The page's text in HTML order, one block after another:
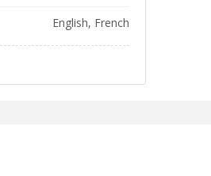
English, French